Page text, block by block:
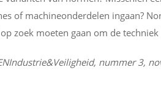
of machineonderdelen ingaan?
zoek moeten gaan om de
nummer 3,